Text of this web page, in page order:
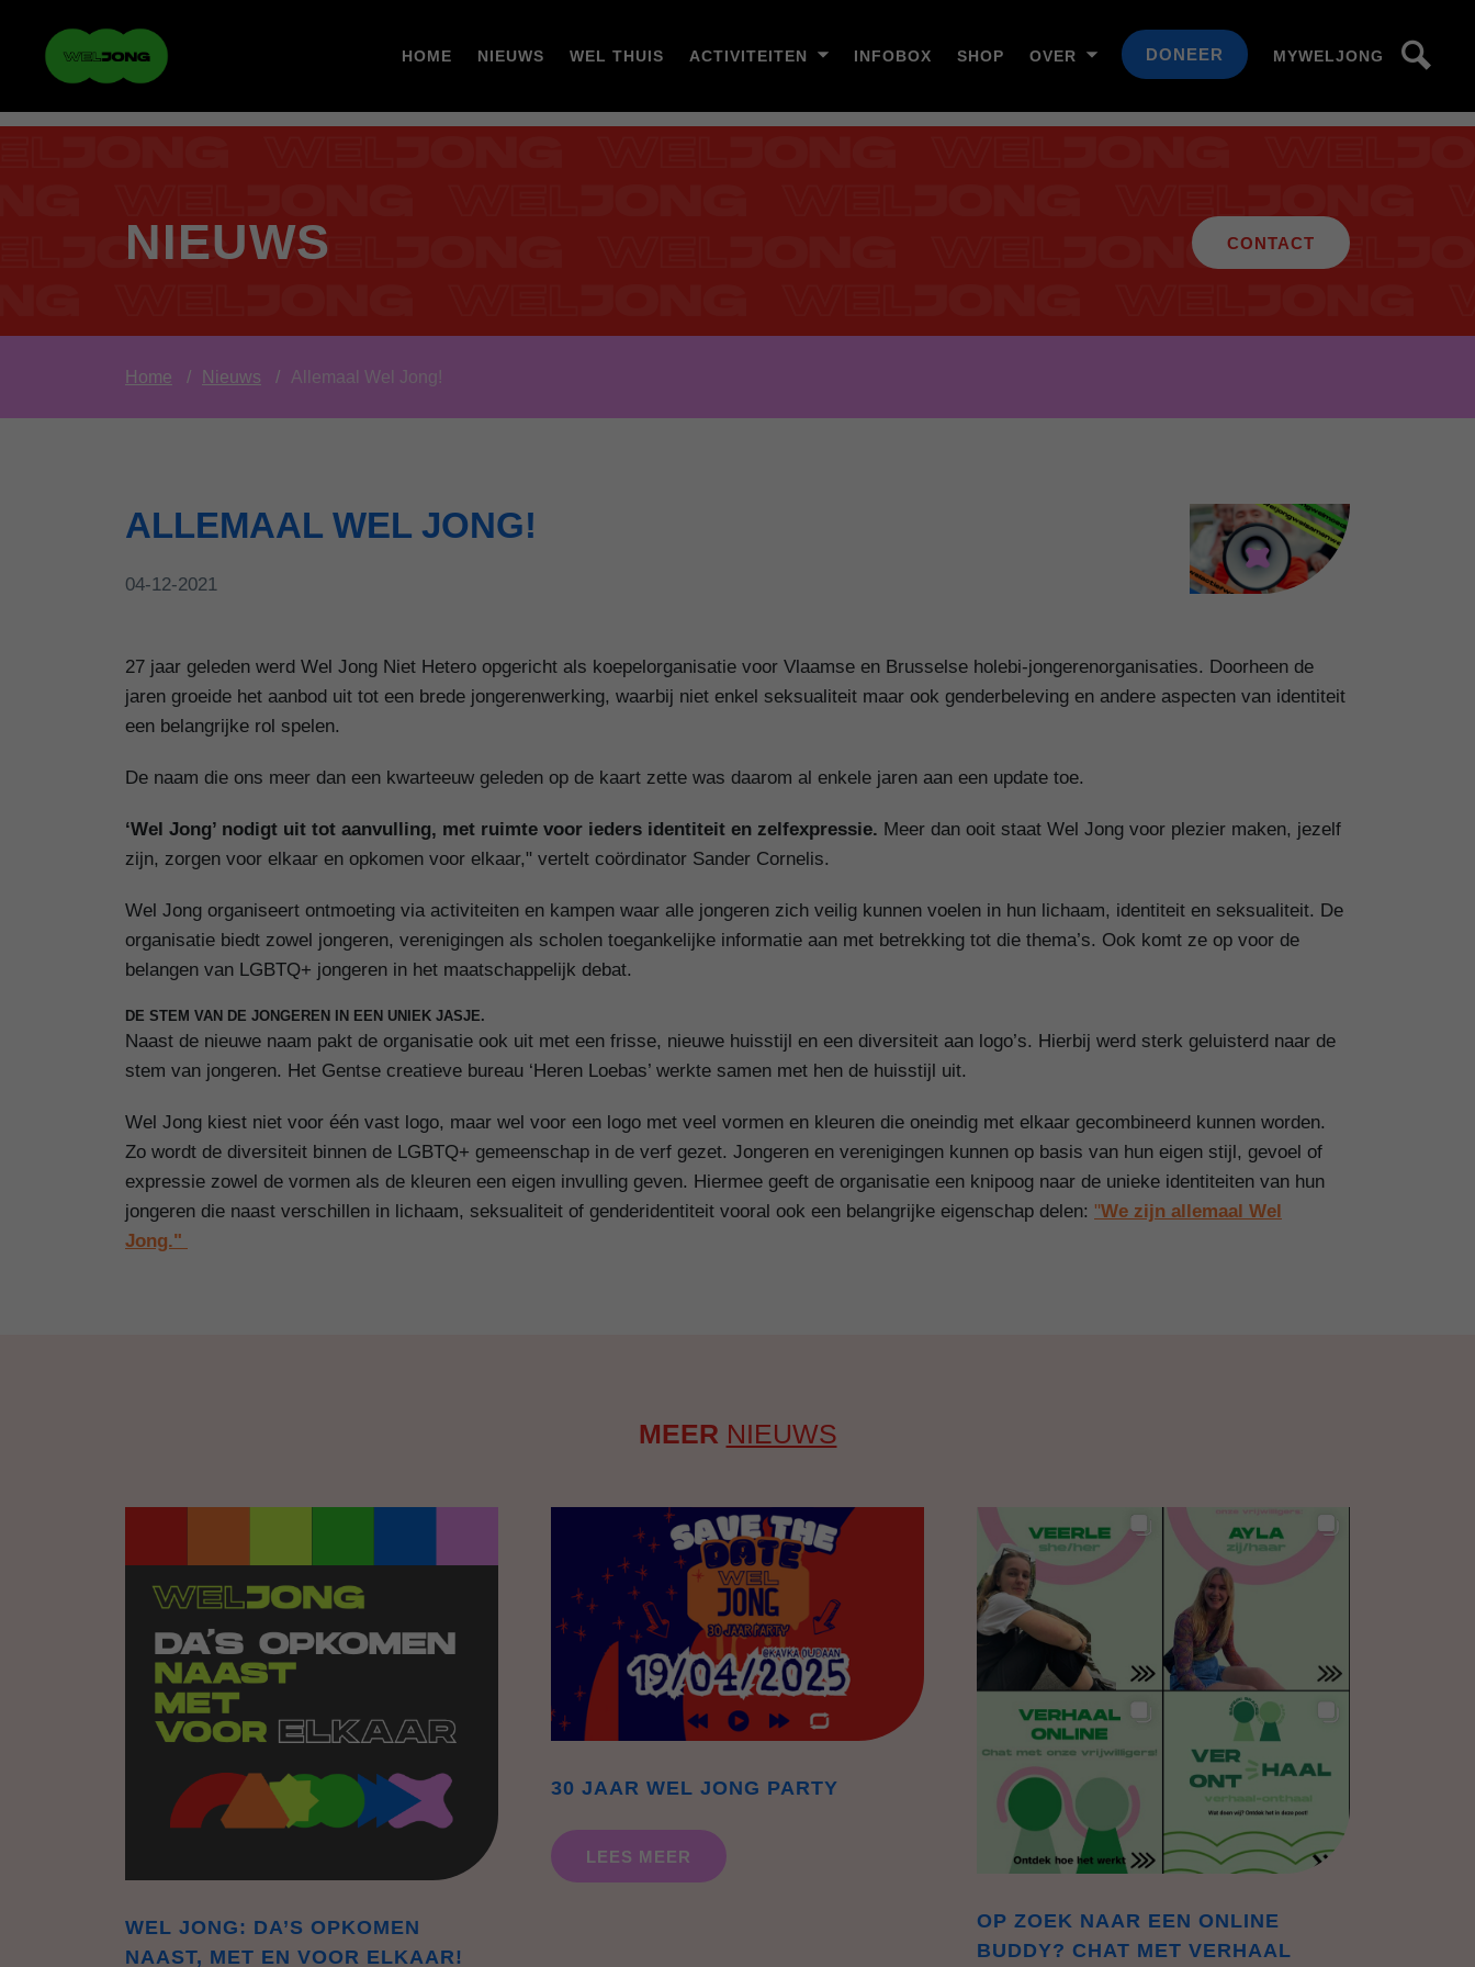
HOME NIEUWS WEL THUIS ACTIVITEITEN INFOBOX SHOP OVER DONEER MYWELJONG
NIEUWS CONTACT
Home Nieuws Allemaal Wel Jong!
ALLEMAAL WEL JONG!
04-12-2021
27 jaar geleden werd Wel Jong Niet Hetero opgericht als koepelorganisatie voor Vlaamse en Brusselse holebi-jongerenorganisaties. Doorheen de
jaren groeide het aanbod uit tot een brede jongerenwerking, waarbij niet enkel seksualiteit maar ook genderbeleving en andere aspecten van identiteit
een belangrijke rol spelen.
De naam die ons meer dan een kwarteeuw geleden op de kaart zette was daarom al enkele jaren aan een update toe.
‘Wel Jong’ nodigt uit tot aanvulling, met ruimte voor ieders identiteit en zelfexpressie. Meer dan ooit staat Wel Jong voor plezier maken, jezelf
zijn, zorgen voor elkaar en opkomen voor elkaar," vertelt coördinator Sander Cornelis.
Wel Jong organiseert ontmoeting via activiteiten en kampen waar alle jongeren zich veilig kunnen voelen in hun lichaam, identiteit en seksualiteit. De
organisatie biedt zowel jongeren, verenigingen als scholen toegankelijke informatie aan met betrekking tot die thema’s. Ook komt ze op voor de
belangen van LGBTQ+ jongeren in het maatschappelijk debat.
DE STEM VAN DE JONGEREN IN EEN UNIEK JASJE.
Naast de nieuwe naam pakt de organisatie ook uit met een frisse, nieuwe huisstijl en een diversiteit aan logo’s. Hierbij werd sterk geluisterd naar de
stem van jongeren. Het Gentse creatieve bureau ‘Heren Loebas’ werkte samen met hen de huisstijl uit.
Wel Jong kiest niet voor één vast logo, maar wel voor een logo met veel vormen en kleuren die oneindig met elkaar gecombineerd kunnen worden.
Zo wordt de diversiteit binnen de LGBTQ+ gemeenschap in de verf gezet. Jongeren en verenigingen kunnen op basis van hun eigen stijl, gevoel of
expressie zowel de vormen als de kleuren een eigen invulling geven. Hiermee geeft de organisatie een knipoog naar de unieke identiteiten van hun
jongeren die naast verschillen in lichaam, seksualiteit of genderidentiteit vooral ook een belangrijke eigenschap delen: "We zijn allemaal Wel
Jong."
MEER NIEUWS
WEL JONG: DA’S OPKOMEN
NAAST, MET EN VOOR ELKAAR!
30 JAAR WEL JONG PARTY
LEES MEER
OP ZOEK NAAR EEN ONLINE
BUDDY? CHAT MET VERHAAL